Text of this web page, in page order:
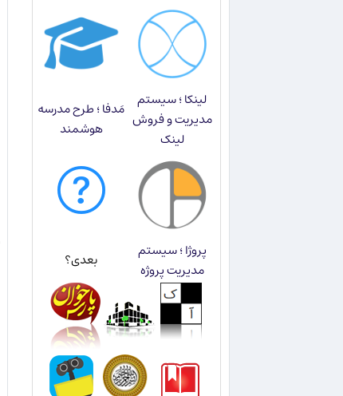
لینکا ؛ سیستم
مدیریت و فروش
لینک
مَدفا ؛ طرح مدرسه
هوشمند
پروژا ؛ سیستم
مدیریت پروژه
بعدی؟